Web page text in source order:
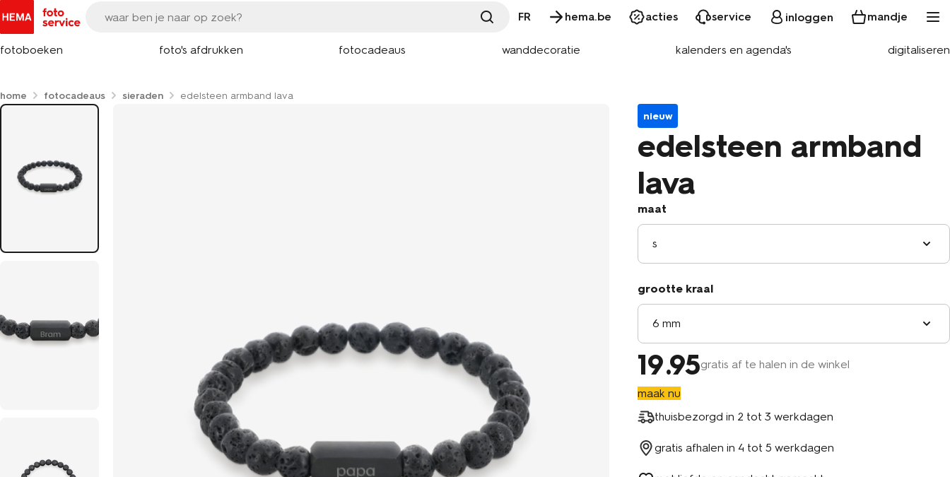
FR hema.be acties service inloggen mandje
fotoboeken foto's afdrukken fotocadeaus wanddecoratie kalenders en agenda's digitaliseren
home fotocadeaus sieraden
edelsteen armband lava
nieuw
edelsteen armband
lava
maat
s
grootte kraal
6 mm
19.95gratis af te halen in de winkel
maak nu
thuisbezorgd in 2 tot 3 werkdagen
gratis afhalen in 4 tot 5 werkdagen